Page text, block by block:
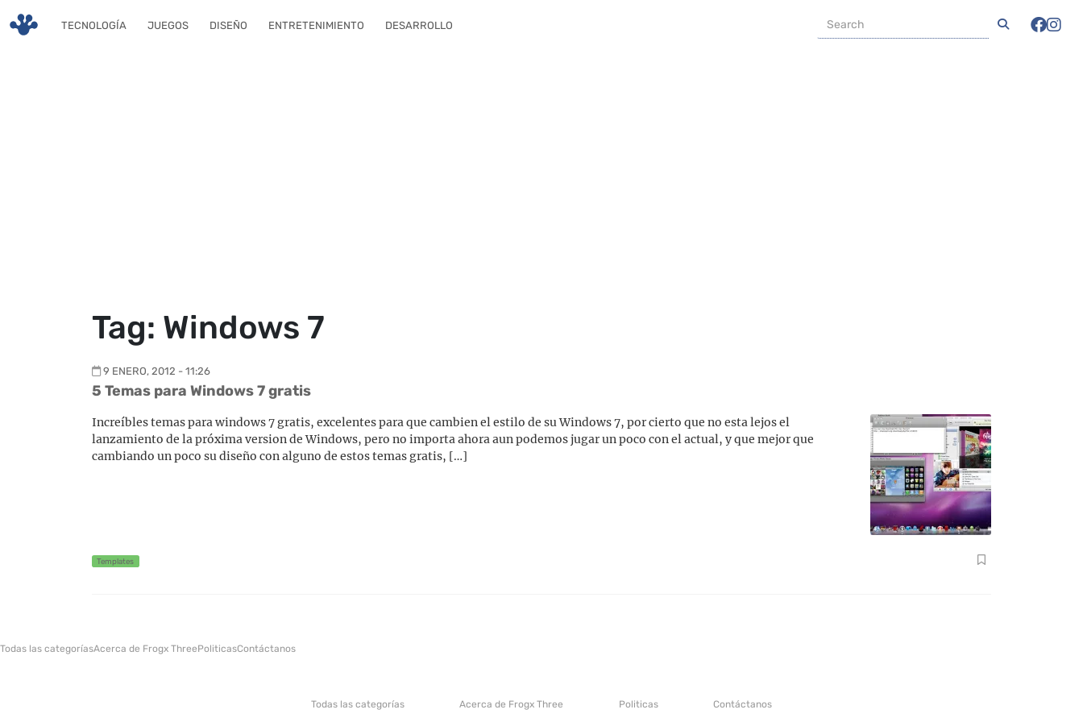
TECNOLOGÍA JUEGOS DISEÑO ENTRETENIMIENTO DESARROLLO
Tag: Windows 7
9 ENERO, 2012 - 11:26
5 Temas para Windows 7 gratis
Increíbles temas para windows 7 gratis, excelentes para que cambien el estilo de su Windows 7, por cierto que no esta lejos el
lanzamiento de la próxima version de Windows, pero no importa ahora aun podemos jugar un poco con el actual, y que mejor que
cambiando un poco su diseño con alguno de estos temas gratis, […]
Templates
Todas las categoríasAcerca de Frogx ThreePoliticasContáctanos
Todas las categorías Acerca de Frogx Three Politicas Contáctanos